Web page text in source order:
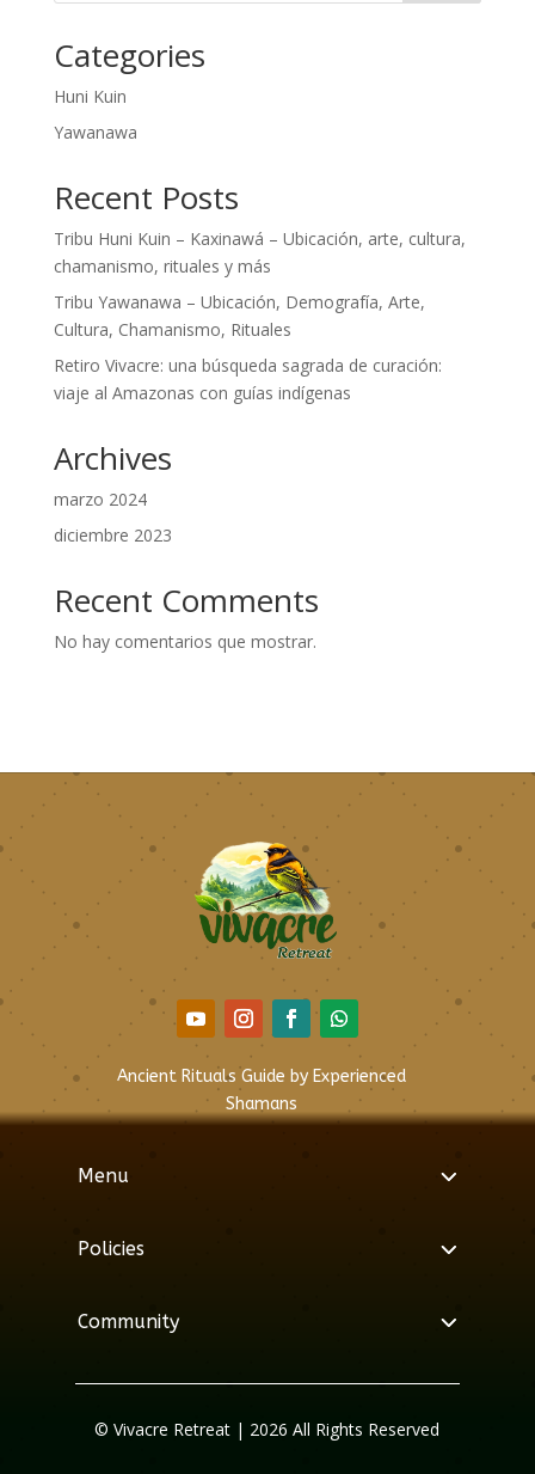
Categories
Huni Kuin
Yawanawa
Recent Posts
Tribu Huni Kuin – Kaxinawá – Ubicación, arte, cultura,
chamanismo, rituales y más
Tribu Yawanawa – Ubicación, Demografía, Arte,
Cultura, Chamanismo, Rituales
Retiro Vivacre: una búsqueda sagrada de curación:
viaje al Amazonas con guías indígenas
Archives
marzo 2024
diciembre 2023
Recent Comments
No hay comentarios que mostrar.
Ancient Rituals Guide by Experienced
Shamans
Menu
Policies
Community
© Vivacre Retreat | 2026 All Rights Reserved